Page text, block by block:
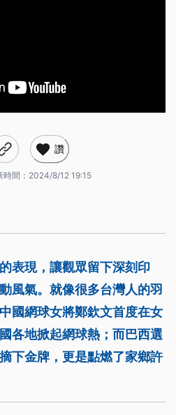
讚
時間： 2024/8/12 19:15
表現，讓觀眾留下深刻印
風氣。就像很多台灣人的羽
國網球女將鄭欽文首度在女
各地掀起網球熱；而巴西選
下金牌，更是點燃了家鄉許